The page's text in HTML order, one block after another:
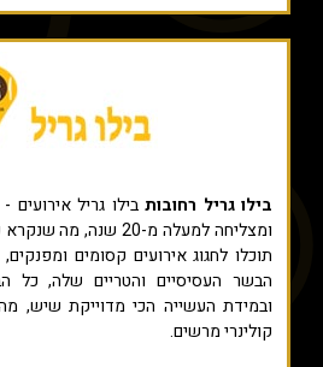
בילו גריל רחובותבילו גריל
ומצליחה למעלה מ-20
תוכלו לחגוג אירועים קסומים
הבשר העסיסיים והטריים שלה, כל
ובמידת העשייה הכי מדוייקת שיש,
קולינרי מרשים.